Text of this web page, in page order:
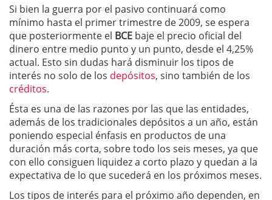
Si bien la guerra por el pasivo continuará como
mínimo hasta el primer trimestre de 2009, se espera
que posteriormente el BCE baje el precio oficial del
dinero entre medio punto y un punto, desde el 4,25%
actual. Esto sin dudas hará disminuir los tipos de
interés no solo de los depósitos, sino también de los
créditos.
Ésta es una de las razones por las que las entidades,
además de los tradicionales depósitos a un año, están
poniendo especial énfasis en productos de una
duración más corta, sobre todo los seis meses, ya que
con ello consiguen liquidez a corto plazo y quedan a la
expectativa de lo que sucederá en los próximos meses.
Los tipos de interés para el próximo año dependen, en